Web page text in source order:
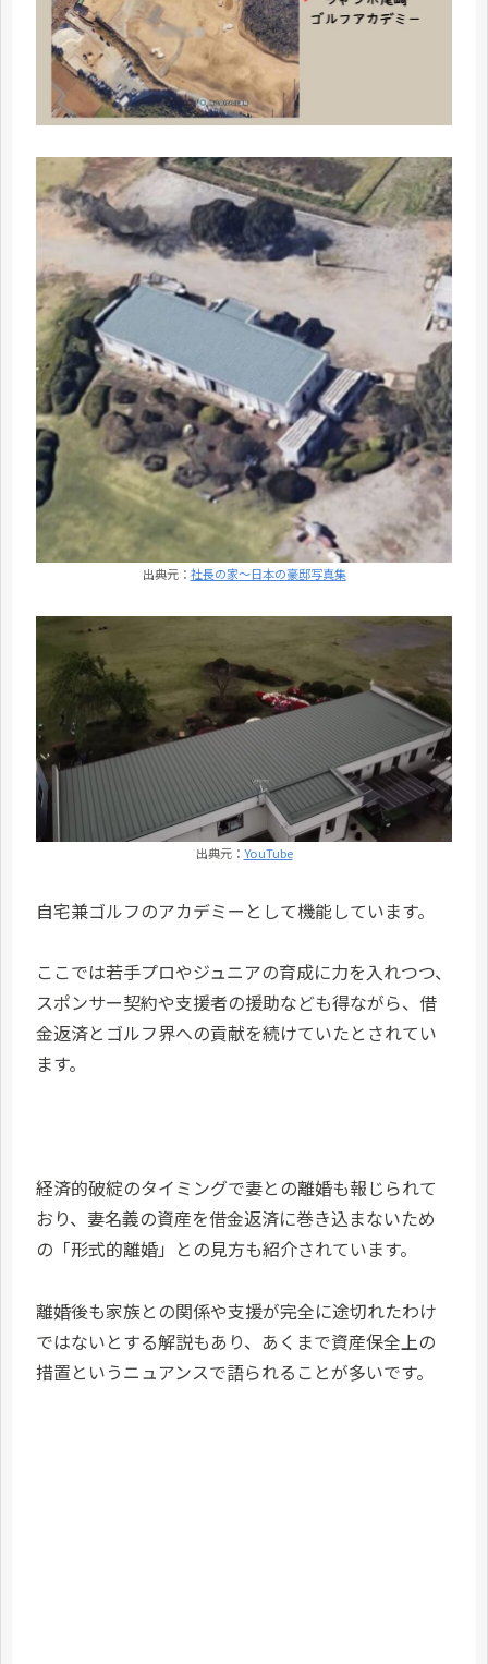
出典元： 社長の家～日本の豪邸写真集
出典元： YouTube
自宅兼ゴルフのアカデミーとして機能しています。
ここでは若手プロやジュニアの育成に力を入れつつ、
スポンサー契約や支援者の援助なども得ながら、借
金返済とゴルフ界への貢献を続けていたとされてい
ます。​
経済的破綻のタイミングで妻との離婚も報じられて
おり、妻名義の資産を借金返済に巻き込まないため
の「形式的離婚」との見方も紹介されています。​
離婚後も家族との関係や支援が完全に途切れたわけ
ではないとする解説もあり、あくまで資産保全上の
措置というニュアンスで語られることが多いです。